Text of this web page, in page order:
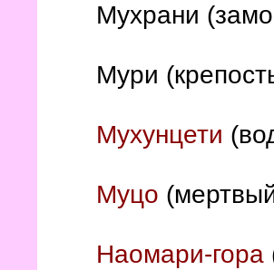
Мухрани
Мури
Мухунцети
Муцо
Наомари-гора